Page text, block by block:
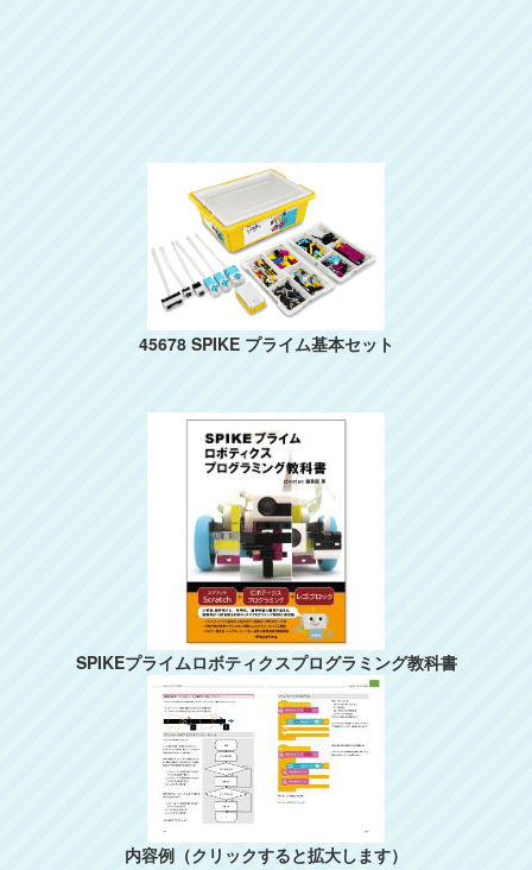
45678 SPIKE プライム基本セット
SPIKEプライムロボティクスプログラミング教科書
内容例（クリックすると拡大します）